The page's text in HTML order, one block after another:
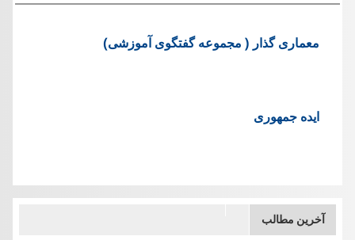
معماری گذار ( مجموعه گفتگوی آموزشی)
ایده جمهوری
آخرین مطالب